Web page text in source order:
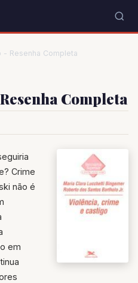
- Resenha Completa
Completa
Crime
não é
em